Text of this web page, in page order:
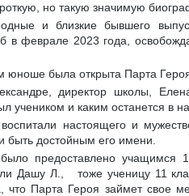
но такую значимую
и близкие бывшего
в феврале 2023 года,
юноше была открыта Парта
директор школы,
учеником и каким останется в
настоящего и
быть достойным его имени.
предоставлено учащимся
Дашу Л., тоже ученицу 11
что Парта Героя займет свое